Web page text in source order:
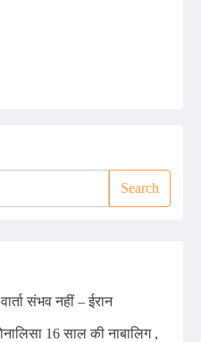
Search
संभव नहीं – ईरान
16 साल की नाबालिग ,